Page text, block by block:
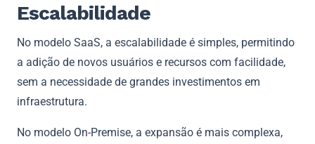
Escalabilidade
No modelo SaaS, a escalabilidade é simples, permitindo
a adição de novos usuários e recursos com facilidade,
sem a necessidade de grandes investimentos em
infraestrutura.
No modelo On-Premise, a expansão é mais complexa,